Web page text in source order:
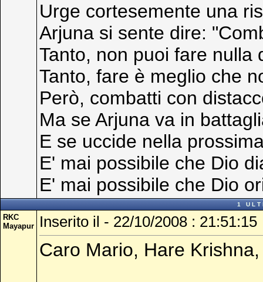
Urge cortesemente una
Arjuna si sente dire:
Tanto, non puoi fare nulla
Tanto, fare è meglio che
Però, combatti con
Ma se Arjuna va in
E se uccide nella
E' mai possibile che Dio
E' mai possibile che Dio
1 U L T
RKC
Mayapur
Inserito il - 22/10/2008 : 21:51:15
Caro Mario, Hare